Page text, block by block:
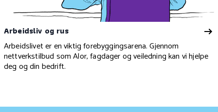
Arbeidsliv og rus
Arbeidslivet er en viktig forebyggingsarena. Gjennom
nettverkstilbud som Alor, fagdager og veiledning kan vi hjelpe
deg og din bedrift.